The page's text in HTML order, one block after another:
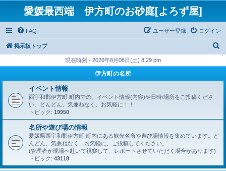
愛媛最西端 伊方町のお砂庭[よろず屋]
FAQ ログイン
ユーザー登録
掲示板トップ
現在時刻 - 2026年8月08日(土) 8:29 pm
伊方町の名所
イベント情報
西宇和郡伊方町 町内での、イベント情報(内容)や日時/場所をご投稿くださ
い。どんどん、気兼ねなく、お気軽に！！
トピック: 19950
名所や遊び場の情報
愛媛県西宇和郡伊方町 町内にある観光名所や遊び場情報を集めています。ど
んどん、気兼ねなく、お気軽に、ご投稿してください。
(管理者が現場へ赴いて視察して、レポートさせていただく場合があります)
トピック: 43118